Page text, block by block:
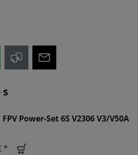
Power-Set 6S V2306 V3/V50A
*